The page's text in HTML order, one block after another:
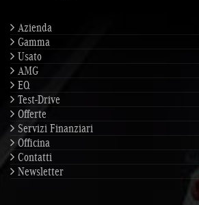
Azienda
Gamma
Usato
AMG
EQ
Test-Drive
Offerte
Servizi Finanziari
Officina
Contatti
Newsletter